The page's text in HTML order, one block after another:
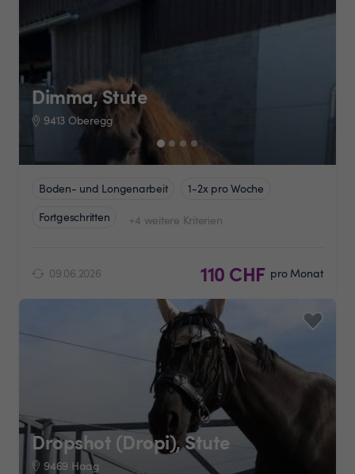
Dimma, Stute
9413 Oberegg
Boden- und Longenarbeit
1-2x pro Woche
Fortgeschritten
+4 weitere Kriterien
09.06.2026 110 CHF pro Monat
Dropshot (Dropi), Stute
9469 Haag